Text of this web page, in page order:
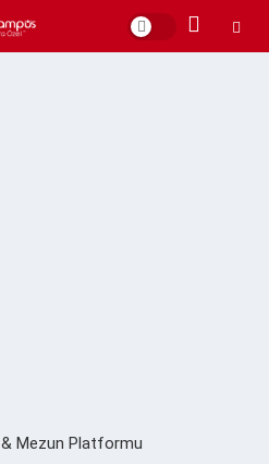
Mezun Platformu